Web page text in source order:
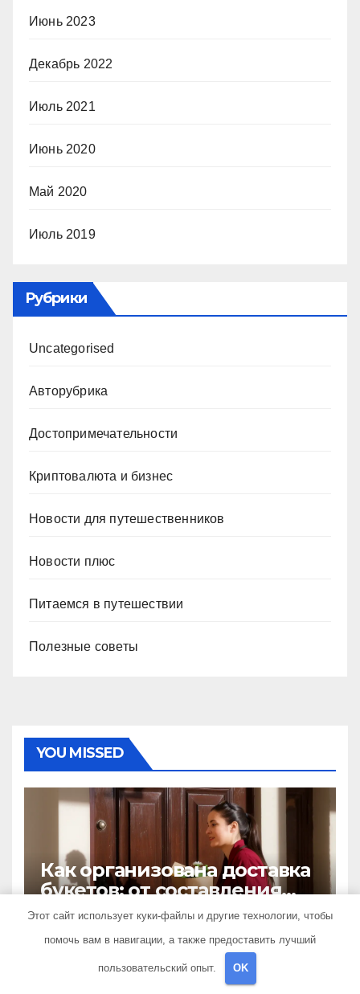
Июнь 2023
Декабрь 2022
Июль 2021
Июнь 2020
Май 2020
Июль 2019
Рубрики
Uncategorised
Авторубрика
Достопримечательности
Криптовалюта и бизнес
Новости для путешественников
Новости плюс
Питаемся в путешествии
Полезные советы
YOU MISSED
Как организована доставка
букетов: от составления
композиции до передачи
6 АВГУСТА 2026 TRAVELBOX27_
Этот сайт использует куки-файлы и другие технологии, чтобы
помочь вам в навигации, а также предоставить лучший
пользовательский опыт. OK